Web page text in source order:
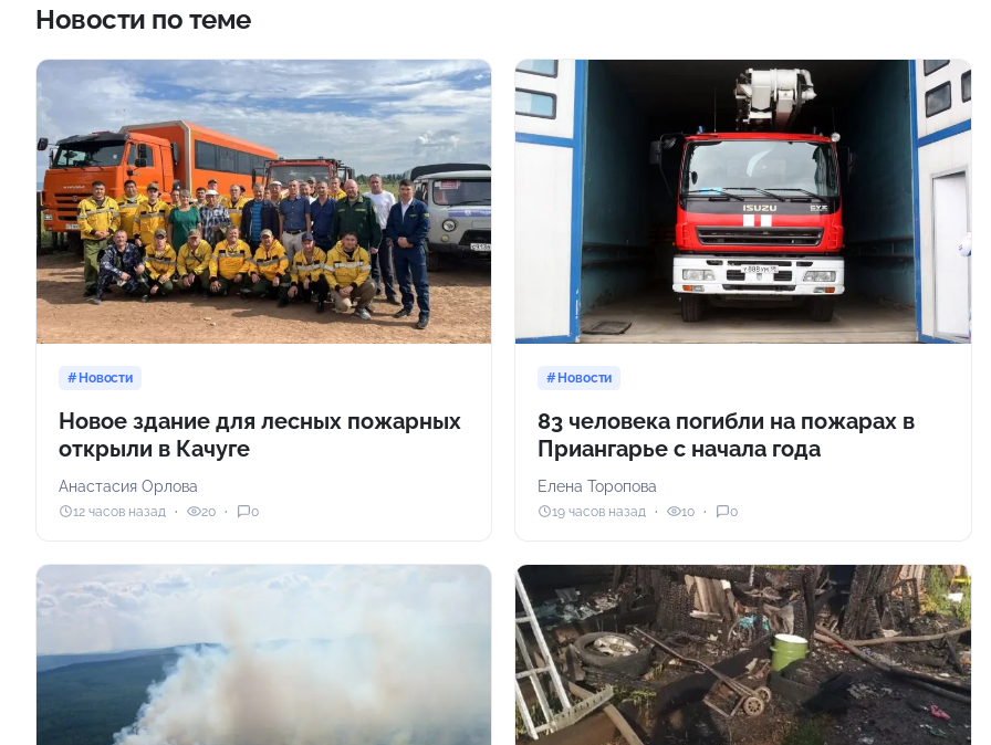
Новости по теме
Новости
Новое здание для лесных пожарных
открыли в Качуге
Анастасия Орлова
12 часов назад 20 0
Новости
83 человека погибли на пожарах в
Приангарье с начала года
Елена Торопова
19 часов назад 10 0